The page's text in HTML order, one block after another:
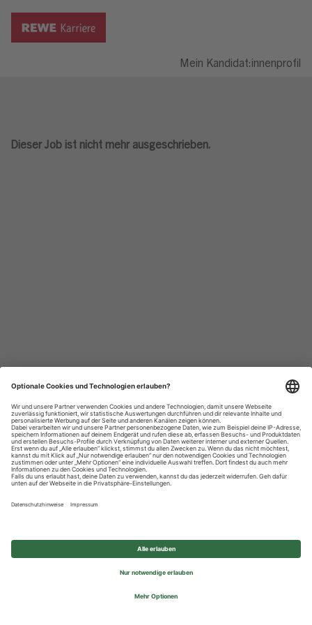
Mein Kandidat:innenprofil
Dieser Job ist nicht mehr ausgeschrieben.
Datenschutzhinweise
Impressum
Privatsphäre-Einstellungen
© 2026 REWE Group - All rights reserved